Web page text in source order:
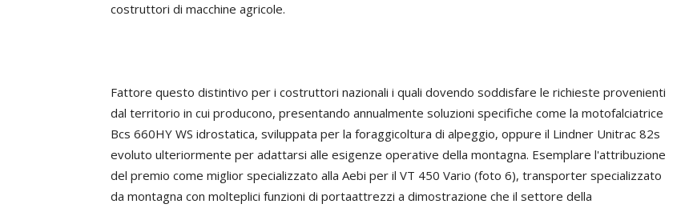
costruttori di macchine agricole.
Fattore questo distintivo per i costruttori nazionali i quali dovendo soddisfare le richieste provenienti
dal territorio in cui producono, presentando annualmente soluzioni specifiche come la motofalciatrice
Bcs 660HY WS idrostatica, sviluppata per la foraggicoltura di alpeggio, oppure il Lindner Unitrac 82s
evoluto ulteriormente per adattarsi alle esigenze operative della montagna. Esemplare l'attribuzione
del premio come miglior specializzato alla Aebi per il VT 450 Vario (foto 6), transporter specializzato
da montagna con molteplici funzioni di portaattrezzi a dimostrazione che il settore della